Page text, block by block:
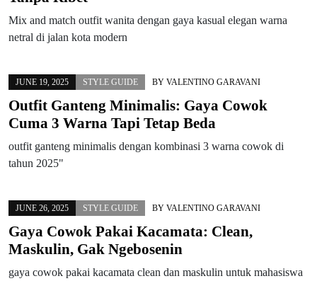
Mix and match outfit wanita dengan gaya kasual elegan warna
netral di jalan kota modern
JUNE 19, 2025 STYLE GUIDE BY VALENTINO GARAVANI
Outfit Ganteng Minimalis: Gaya Cowok
Cuma 3 Warna Tapi Tetap Beda
outfit ganteng minimalis dengan kombinasi 3 warna cowok di
tahun 2025"
JUNE 26, 2025 STYLE GUIDE BY VALENTINO GARAVANI
Gaya Cowok Pakai Kacamata: Clean,
Maskulin, Gak Ngebosenin
gaya cowok pakai kacamata clean dan maskulin untuk mahasiswa